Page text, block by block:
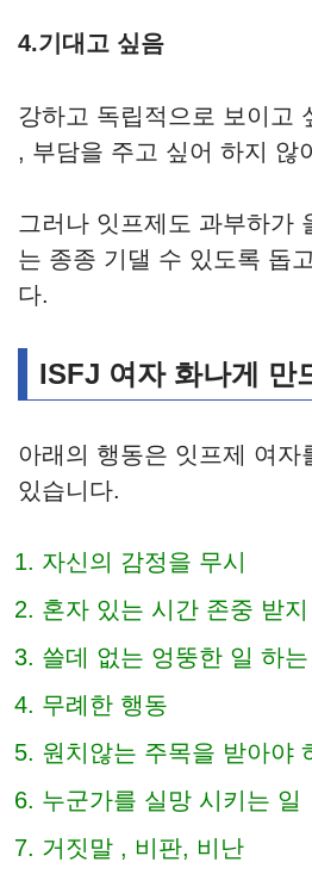
4.기대고 싶음
강하고 독립적으로 보이고
, 부담을 주고 싶어 하지 않
그러나 잇프제도 과부하가
는 종종 기댈 수 있도록 돕
다.
ISFJ 여자 화나게 만
아래의 행동은 잇프제 여자
있습니다.
자신의 감정을 무시
혼자 있는 시간 존중 받지
쓸데 없는 엉뚱한 일 하는
무례한 행동
원치않는 주목을 받아야
누군가를 실망 시키는 일
거짓말 , 비판, 비난